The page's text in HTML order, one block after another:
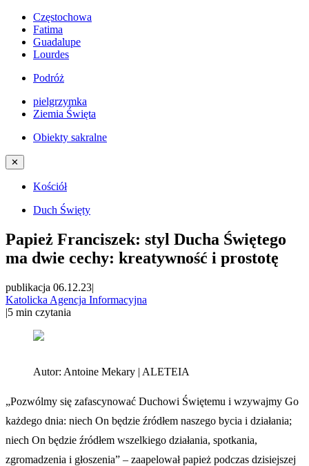
Częstochowa
Fatima
Guadalupe
Lourdes
Podróż
pielgrzymka
Ziemia Święta
Obiekty sakralne
✕
Kościół
Duch Święty
Papież Franciszek: styl Ducha Świętego
ma dwie cechy: kreatywność i prostotę
publikacja 06.12.23|
Katolicka Agencja Informacyjna
|5 min czytania
Autor: Antoine Mekary | ALETEIA
„Pozwólmy się zafascynować Duchowi Świętemu i wzywajmy Go
każdego dnia: niech On będzie źródłem naszego bycia i działania;
niech On będzie źródłem wszelkiego działania, spotkania,
zgromadzenia i głoszenia” – zaapelował papież podczas dzisiejszej